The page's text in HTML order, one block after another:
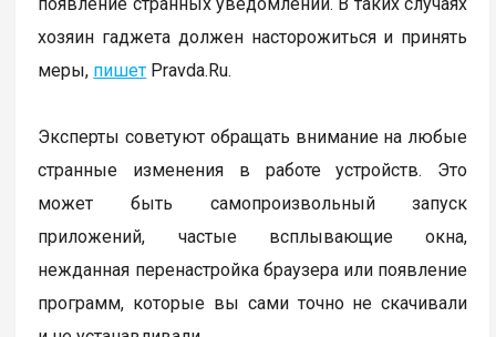
хозяин гаджета должен насторожиться и принять
меры, пишет Pravda.Ru.
Эксперты советуют обращать внимание на любые
странные изменения в работе устройств. Это
может быть самопроизвольный запуск
приложений, частые всплывающие окна,
нежданная перенастройка браузера или появление
программ, которые вы сами точно не скачивали